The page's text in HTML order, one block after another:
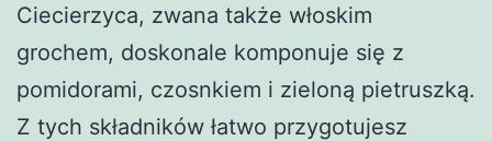
Ciecierzyca, zwana także włoskim
grochem, doskonale komponuje się z
pomidorami, czosnkiem i zieloną pietruszką.
Z tych składników łatwo przygotujesz